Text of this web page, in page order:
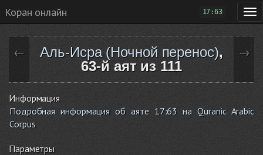
Коран онлайн 17:63
← Аль-Исра (Ночной перенос),
63-й аят из 111
→
Информация
Подробная информация об аяте 17:63 на Quranic Arabic
Corpus
Параметры